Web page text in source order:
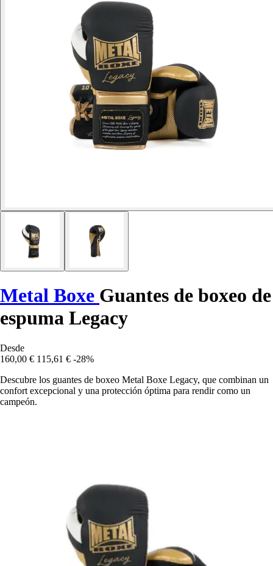
Metal Boxe Guantes de boxeo de
espuma Legacy
Desde
160,00 € 115,61 € -28%
Descubre los guantes de boxeo Metal Boxe Legacy, que combinan un
confort excepcional y una protección óptima para rendir como un
campeón.